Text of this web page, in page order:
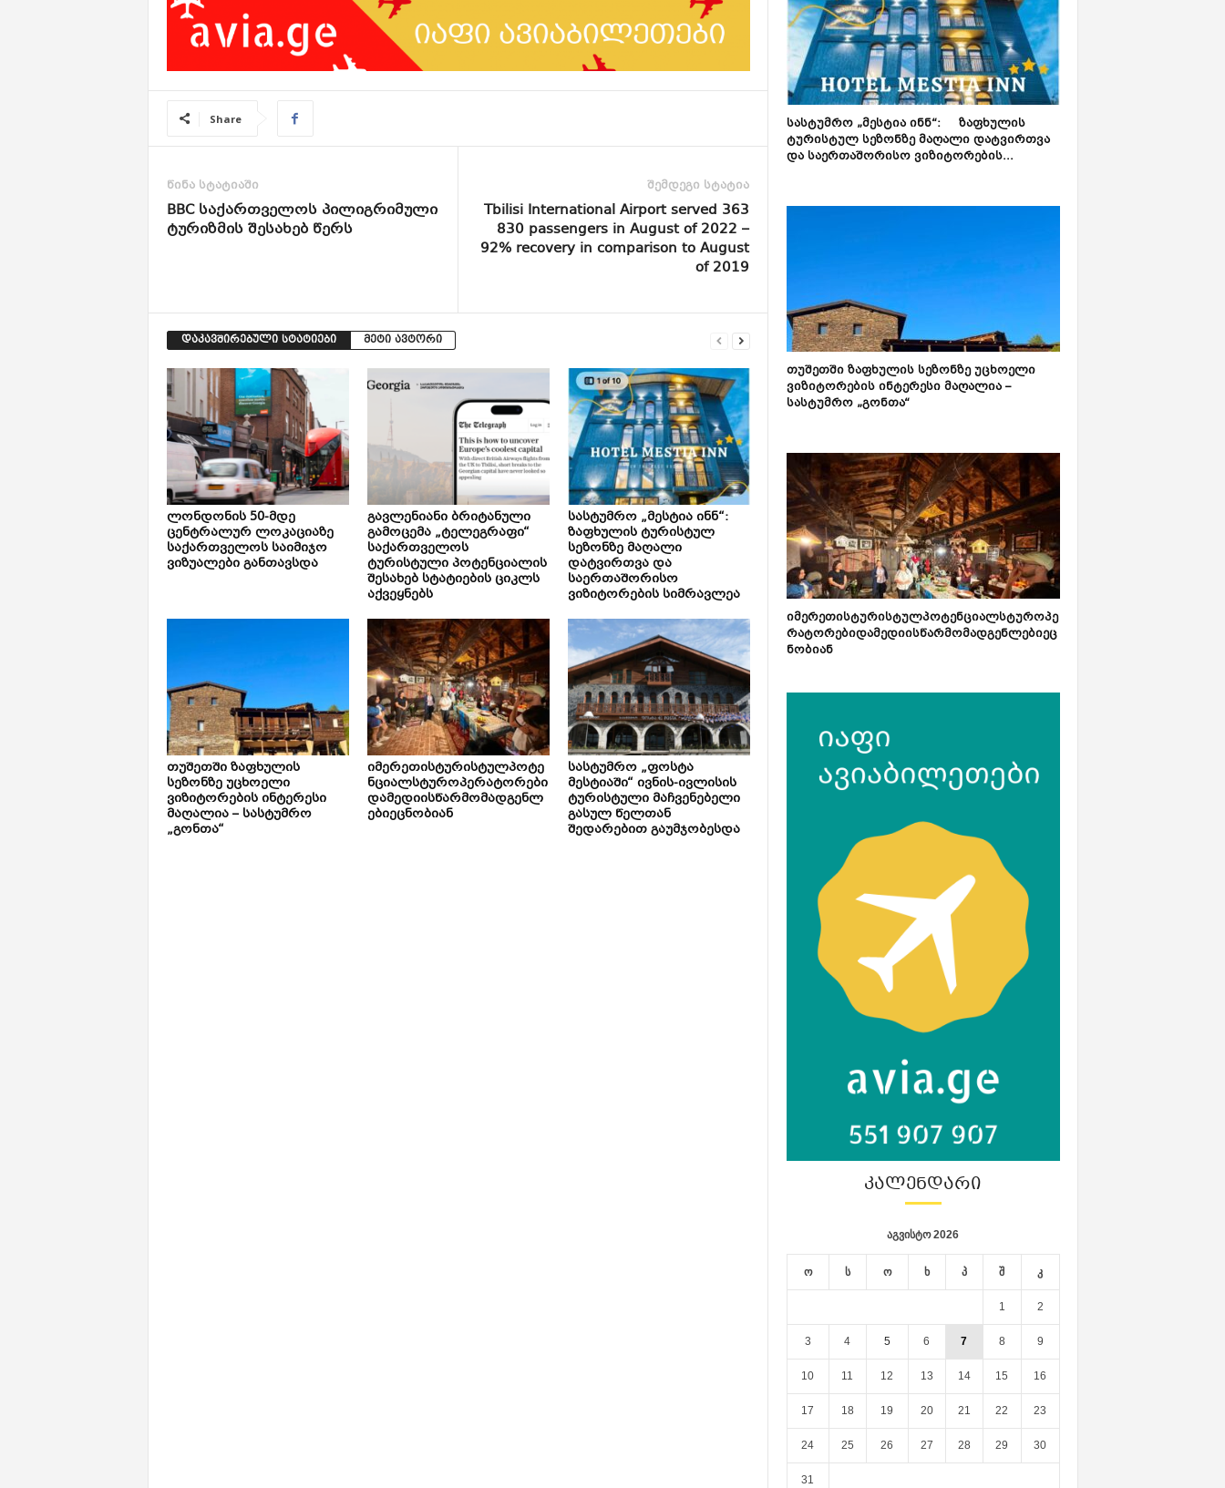
Share
წინა სტატიაში
BBC საქართველოს პილიგრიმული
ტურიზმის შესახებ წერს
შემდეგი სტატია
Tbilisi International Airport served 363
830 passengers in August of 2022 –
92% recovery in comparison to August
of 2019
დაკავშირებული სტატიები მეტი ავტორი
ლონდონის 50-მდე
ცენტრალურ ლოკაციაზე
საქართველოს საიმიჯო
ვიზუალები განთავსდა
გავლენიანი ბრიტანული
გამოცემა „ტელეგრაფი“
საქართველოს
ტურისტული პოტენციალის
შესახებ სტატიების ციკლს
აქვეყნებს
სასტუმრო „მესტია ინნ“:
ზაფხულის ტურისტულ
სეზონზე მაღალი
დატვირთვა და
საერთაშორისო
ვიზიტორების სიმრავლეა
თუშეთში ზაფხულის
სეზონზე უცხოელი
ვიზიტორების ინტერესი
მაღალია – სასტუმრო
„გონთა“
იმერეთისტურისტულპოტე
ნციალსტუროპერატორები
დამედიისწარმომადგენლ
ებიეცნობიან
სასტუმრო „ფოსტა
მესტიაში“ ივნის-ივლისის
ტურისტული მაჩვენებელი
გასულ წელთან
შედარებით გაუმჯობესდა
სასტუმრო „მესტია ინნ“: ზაფხულის
ტურისტულ სეზონზე მაღალი დატვირთვა
და საერთაშორისო ვიზიტორების...
თუშეთში ზაფხულის სეზონზე უცხოელი
ვიზიტორების ინტერესი მაღალია –
სასტუმრო „გონთა“
იმერეთისტურისტულპოტენციალსტუროპე
რატორებიდამედიისწარმომადგენლებიეც
ნობიან
ᲙᲐᲚᲔᲜᲓᲐᲠᲘ
აგვისტო 2026
ო ს ო ხ პ შ კ
1 2
3 4 5 6 7 8 9
10 11 12 13 14 15 16
17 18 19 20 21 22 23
24 25 26 27 28 29 30
31